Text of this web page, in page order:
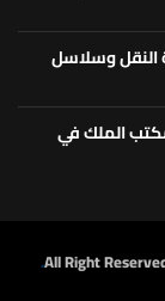
النقل وسلاسل
الملك في